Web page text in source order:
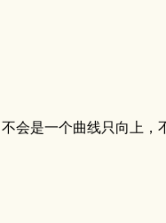
会是一个曲线只向上，